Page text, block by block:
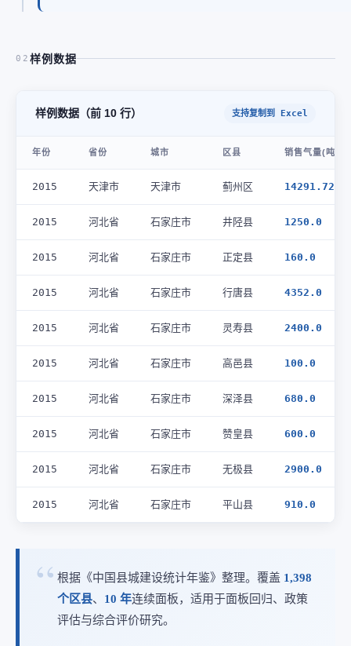
02 样例数据
样例数据（前 10 行） 支持复制到 Excel
年份 省份 城市 区县 销售气量(吨)
2015 天津市 天津市 蓟州区 14291.72
2015 河北省 石家庄市 井陉县 1250.0
2015 河北省 石家庄市 正定县 160.0
2015 河北省 石家庄市 行唐县 4352.0
2015 河北省 石家庄市 灵寿县 2400.0
2015 河北省 石家庄市 高邑县 100.0
2015 河北省 石家庄市 深泽县 680.0
2015 河北省 石家庄市 赞皇县 600.0
2015 河北省 石家庄市 无极县 2900.0
2015 河北省 石家庄市 平山县 910.0
根据《中国县城建设统计年鉴》整理。覆盖 1,398
个区县、 10 年连续面板，适用于面板回归、政策
评估与综合评价研究。